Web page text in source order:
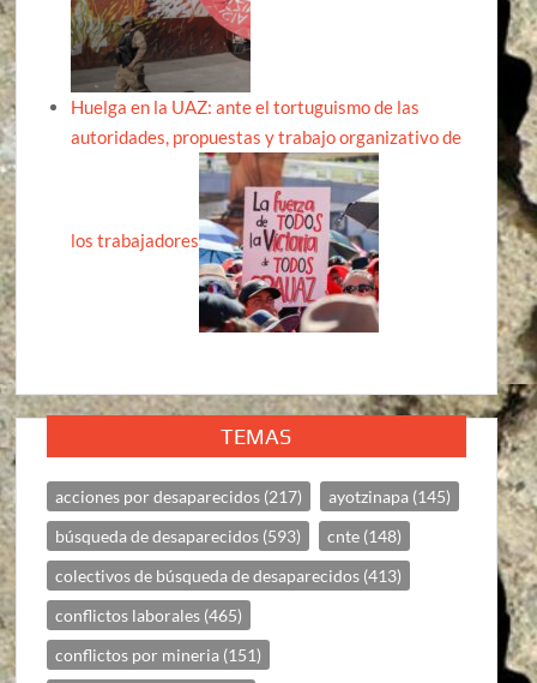
Huelga en la UAZ: ante el tortuguismo de las
autoridades, propuestas y trabajo organizativo de
los trabajadores
TEMAS
acciones por desaparecidos (217) ayotzinapa (145)
búsqueda de desaparecidos (593) cnte (148)
colectivos de búsqueda de desaparecidos (413)
conflictos laborales (465)
conflictos por mineria (151)